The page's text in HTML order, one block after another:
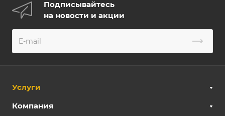
Подписывайтесь
на новости и акции
Услуги
Компания